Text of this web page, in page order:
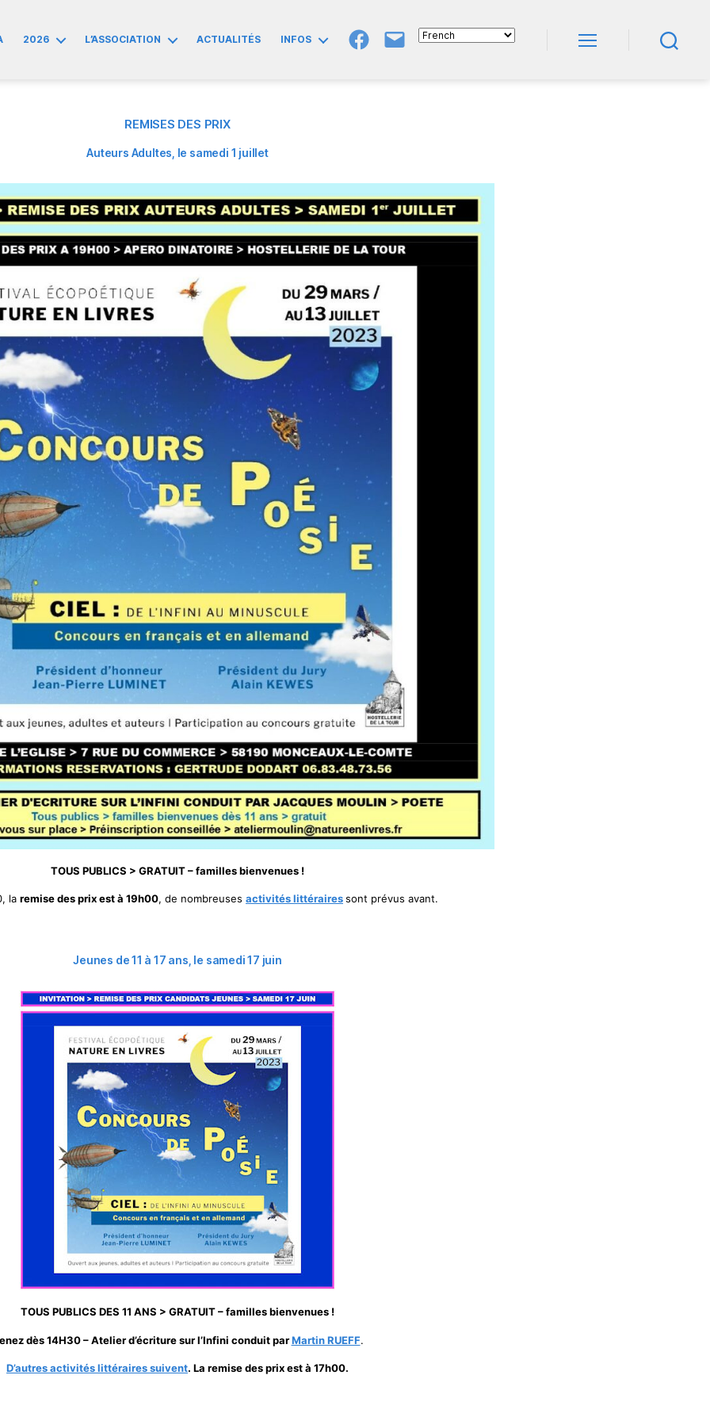
2026 L’ASSOCIATION ACTUALITÉS INFOS
GroupeE-
REMISES DES PRIX
Auteurs Adultes, le samedi 1 juillet
TOUS PUBLICS > GRATUIT – familles bienvenues !
la remise des prix est à 19h00, de nombreuses activités littérairessont prévus avant.
Jeunes de 11 à 17 ans, le samedi 17 juin
TOUS PUBLICS DES 11 ANS > GRATUIT – familles bienvenues !
dès 14H30 – Atelier d’écriture sur l’Infini conduit parMartin RUEFF.
D’autres activités littéraires suivent. La remise des prix est à 17h00.